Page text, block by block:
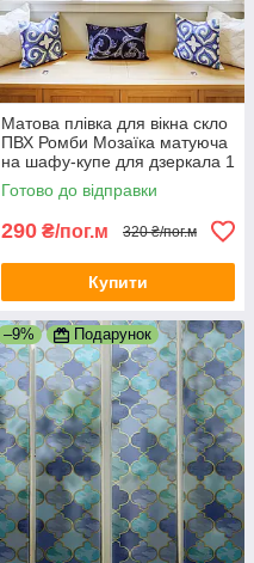
Матова плівка для вікна скло
ПВХ Ромби Мозаїка матуюча
на шафу-купе для дзеркала 1
пог.м 1000х1000 мм
Готово до відправки
290 ₴/пог.м 320 ₴/пог.м
Купити
–9% Подарунок